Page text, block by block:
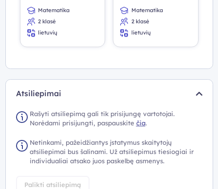
Matematika
2 klasė
lietuvių
Matematika
2 klasė
lietuvių
Atsiliepimai
Rašyti atsiliepimą gali tik prisijungę vartotojai.
Norėdami prisijungti, paspauskite čia.
Netinkami, pažeidžiantys įstatymus skaitytojų
atsiliepimai bus šalinami. Už atsiliepimus tiesiogiai ir
individualiai atsako juos paskelbę asmenys.
Palikti atsiliepimą